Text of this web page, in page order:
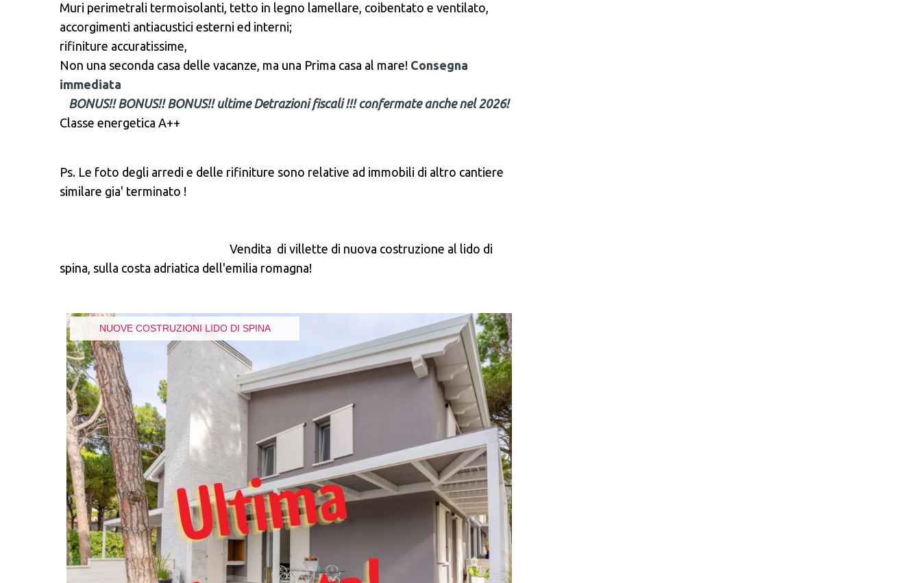
Muri perimetrali termoisolanti, tetto in legno lamellare, coibentato e ventilato,
accorgimenti antiacustici esterni ed interni;
rifiniture accuratissime,
Non una seconda casa delle vacanze, ma una Prima casa al mare! Consegna
immediata
BONUS!! BONUS!! BONUS!! ultime Detrazioni fiscali !!! confermate anche nel 2026!
Classe energetica A++
Ps. Le foto degli arredi e delle rifiniture sono relative ad immobili di altro cantiere
similare gia' terminato !
Vendita di villette di nuova costruzione al lido di
spina, sulla costa adriatica dell'emilia romagna!
NUOVE COSTRUZIONI LIDO DI SPINA